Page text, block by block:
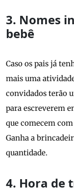
3. Nomes
bebê
Caso os pais já
mais uma
convidados terão
para escreverem
que comecem
Ganha a
quantidade.
4. Hora de